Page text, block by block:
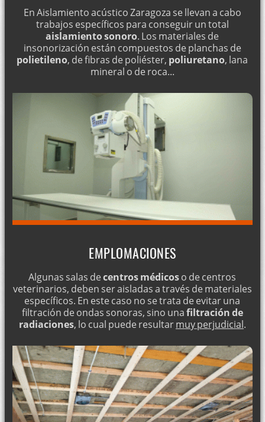
En Aislamiento acústico Zaragoza se llevan a cabo
trabajos específicos para conseguir un total
aislamiento sonoro. Los materiales de
insonorización están compuestos de planchas de
polietileno, de fibras de poliéster, poliuretano, lana
mineral o de roca...
EMPLOMACIONES
Algunas salas decentros médicoso de centros
veterinarios, deben ser aisladas a través de materiales
específicos. En este caso no se trata de evitar una
filtración de ondas sonoras, sino unafiltración de
radiaciones, lo cual puede resultarmuy perjudicial.